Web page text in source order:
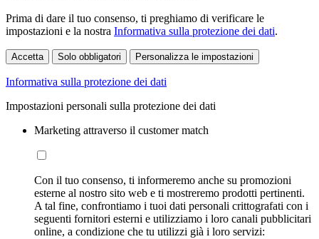
Prima di dare il tuo consenso, ti preghiamo di verificare le
impostazioni e la nostra Informativa sulla protezione dei dati.
Accetta Solo obbligatori Personalizza le impostazioni
Informativa sulla protezione dei dati
Impostazioni personali sulla protezione dei dati
Marketing attraverso il customer match
Con il tuo consenso, ti informeremo anche su promozioni
esterne al nostro sito web e ti mostreremo prodotti pertinenti.
A tal fine, confrontiamo i tuoi dati personali crittografati con i
seguenti fornitori esterni e utilizziamo i loro canali pubblicitari
online, a condizione che tu utilizzi già i loro servizi: